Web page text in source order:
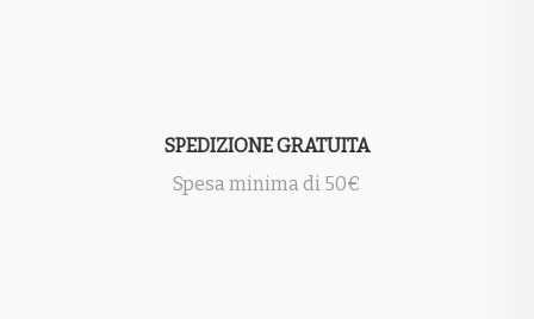
SPEDIZIONE GRATUITA
Spesa minima di 50€